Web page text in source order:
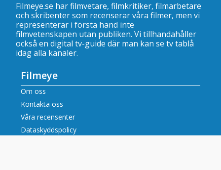
Filmeye.se har filmvetare, filmkritiker, filmarbetare
och skribenter som recenserar våra filmer, men vi
representerar i första hand inte
filmvetenskapen utan publiken. Vi tillhandahåller
också en digital tv-guide där man kan se tv tablå
idag alla kanaler.
Filmeye
Om oss
Kontakta oss
Våra recensenter
Dataskyddspolicy